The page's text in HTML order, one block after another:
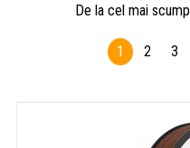
1,75mm,
1000g,
Negru
(Black)
De la cel mai scump
1 2 3